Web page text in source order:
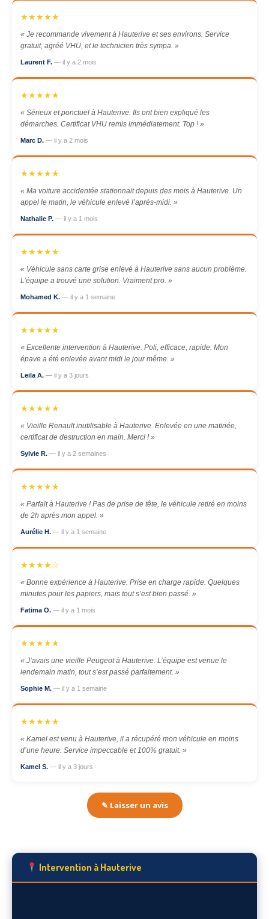
★★★★★
« Je recommande vivement à Hauterive et ses environs. Service
gratuit, agréé VHU, et le technicien très sympa. »
Laurent F. — il y a 2 mois
★★★★★
« Sérieux et ponctuel à Hauterive. Ils ont bien expliqué les
démarches. Certificat VHU remis immédiatement. Top ! »
Marc D. — il y a 2 mois
★★★★★
« Ma voiture accidentée stationnait depuis des mois à Hauterive. Un
appel le matin, le véhicule enlevé l’après-midi. »
Nathalie P. — il y a 1 mois
★★★★★
« Véhicule sans carte grise enlevé à Hauterive sans aucun problème.
L’équipe a trouvé une solution. Vraiment pro. »
Mohamed K. — il y a 1 semaine
★★★★★
« Excellente intervention à Hauterive. Poli, efficace, rapide. Mon
épave a été enlevée avant midi le jour même. »
Leila A. — il y a 3 jours
★★★★★
« Vieille Renault inutilisable à Hauterive. Enlevée en une matinée,
certificat de destruction en main. Merci ! »
Sylvie R. — il y a 2 semaines
★★★★★
« Parfait à Hauterive ! Pas de prise de tête, le véhicule retiré en moins
de 2h après mon appel. »
Aurélie H. — il y a 1 semaine
★★★★☆
« Bonne expérience à Hauterive. Prise en charge rapide. Quelques
minutes pour les papiers, mais tout s’est bien passé. »
Fatima O. — il y a 1 mois
★★★★★
« J’avais une vieille Peugeot à Hauterive. L’équipe est venue le
lendemain matin, tout s’est passé parfaitement. »
Sophie M. — il y a 1 semaine
★★★★★
« Kamel est venu à Hauterive, il a récupéré mon véhicule en moins
d’une heure. Service impeccable et 100% gratuit. »
Kamel S. — il y a 3 jours
✎ Laisser un avis
Intervention à Hauterive